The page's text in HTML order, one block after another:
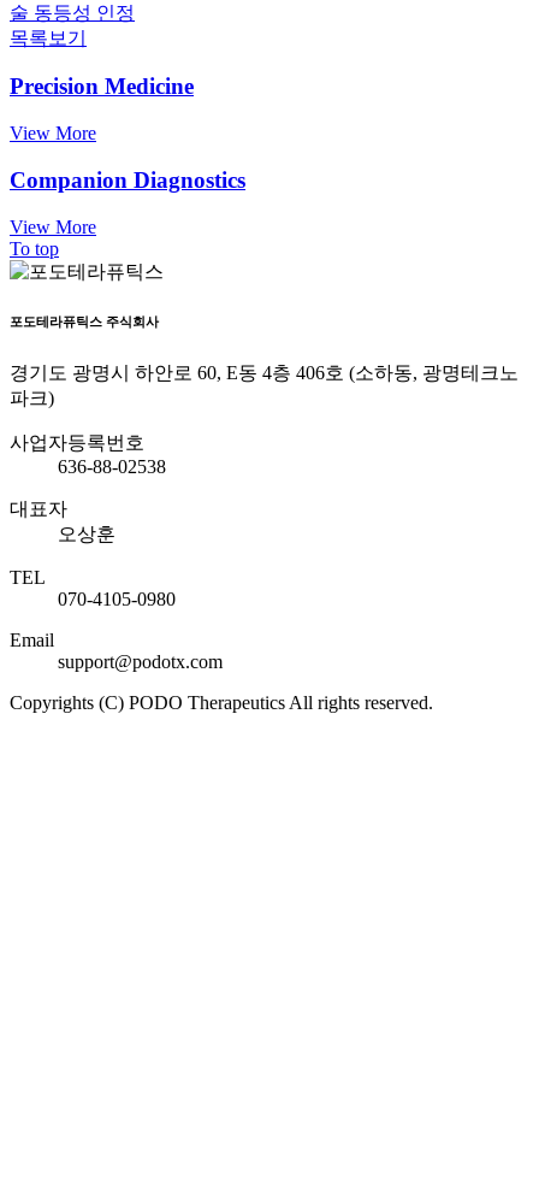
술 동등성 인정
목록보기
Precision Medicine
View More
Companion Diagnostics
View More
To top
포도테라퓨틱스 주식회사
경기도 광명시 하안로 60, E동 4층 406호 (소하동, 광명테크노
파크)
사업자등록번호
636-88-02538
대표자
오상훈
TEL
070-4105-0980
Email
support@podotx.com
Copyrights (C) PODO Therapeutics All rights reserved.